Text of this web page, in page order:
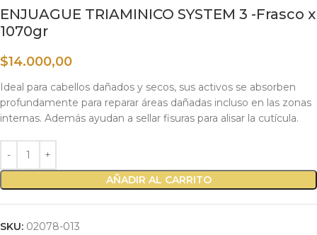
ENJUAGUE TRIAMINICO SYSTEM 3 -Frasco x
1070gr
$14.000,00
Ideal para cabellos dañados y secos, sus activos se absorben
profundamente para reparar áreas dañadas incluso en las zonas
internas. Además ayudan a sellar fisuras para alisar la cutícula.
AÑADIR AL CARRITO
SKU: 02078-013